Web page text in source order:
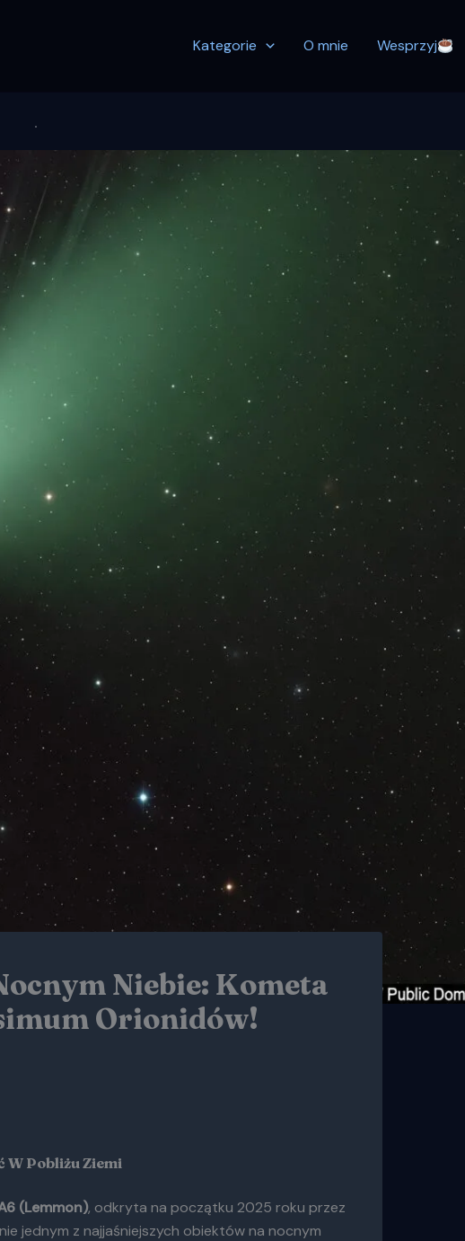
Kategorie O mnie Wesprzyj
Niebie: Kometa
Orionidów!
W Pobliżu Ziemi
(Lemmon), odkryta na początku 2025 roku przez
jednym z najjaśniejszych obiektów na nocnym